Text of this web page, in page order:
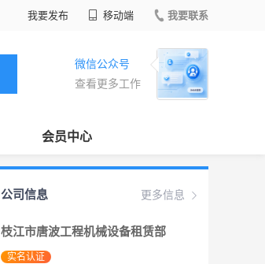
我要发布 移动端 我要联系
微信公众号
查看更多工作
会员中心
更多信息
公司信息
枝江市唐波工程机械设备租赁部
实名认证